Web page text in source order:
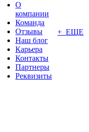
О
компании
Команда
Отзывы
Наш блог
Карьера
Контакты
Партнеры
Реквизиты
+ ЕЩЕ